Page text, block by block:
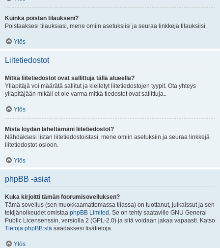
Kuinka poistan tilaukseni?
Poistaaksesi tilauksiasi, mene omiin asetuksiisi ja seuraa linkkejä tilauksiisi.
Ylös
Liitetiedostot
Mitkä liitetiedostot ovat sallittuja tällä alueella?
Ylläpitäjä voi määrätä sallitut ja kielletyt liitetiedostojen tyypit. Ota yhteys
ylläpitäjään mikäli et ole varma mitkä tiedostot ovat sallittuja..
Ylös
Mistä löydän lähettämäni liitetiedostot?
Nähdäksesi listan liitetiedostoistasi, mene omiin asetuksiin ja seuraa linkkejä
liitetiedostot-osioon.
Ylös
phpBB -asiat
Kuka kirjoitti tämän foorumisovelluksen?
Tämä sovellus (sen muokkaamattomassa tilassa) on tuottanut, julkaissut ja sen
tekijänoikeudet omistaa phpBB Limited . Se on tehty saataville GNU General
Public Licensenssin, versiolla 2 (GPL-2.0) ja sitä voidaan jakaa vapaasti. Katso
Tietoja phpBB:stä saadaksesi lisätietoja.
Ylös